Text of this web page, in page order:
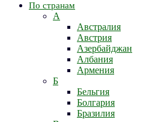
По странам
А
Австралия
Австрия
Азербайджан
Албания
Армения
Б
Бельгия
Болгария
Бразилия